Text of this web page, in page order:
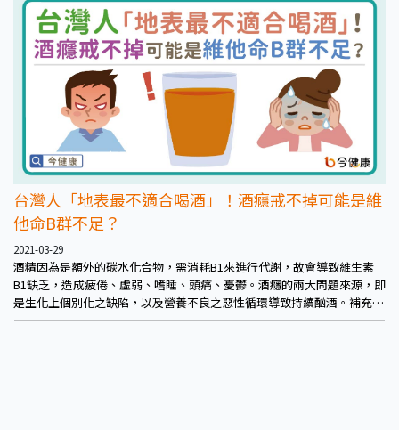
台灣人「地表最不適合喝酒」！酒癮戒不掉可能是維
他命B群不足？
2021-03-29
酒精因為是額外的碳水化合物，需消耗B1來進行代謝，故會導致維生素
B1缺乏，造成疲倦、虛弱、嗜睡、頭痛、憂鬱。酒癮的兩大問題來源，即
是生化上個別化之缺陷，以及營養不良之惡性循環導致持續酗酒。補充維
生素B群可能透過足夠營養改善，讓有家族飲酒史的酒癮者減少氨累積而